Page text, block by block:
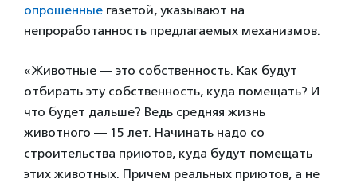
опрошенные газетой, указывают на
непроработанность предлагаемых механизмов.
«Животные — это собственность. Как будут
отбирать эту собственность, куда помещать? И
что будет дальше? Ведь средняя жизнь
животного — 15 лет. Начинать надо со
строительства приютов, куда будут помещать
этих животных. Причем реальных приютов, а не